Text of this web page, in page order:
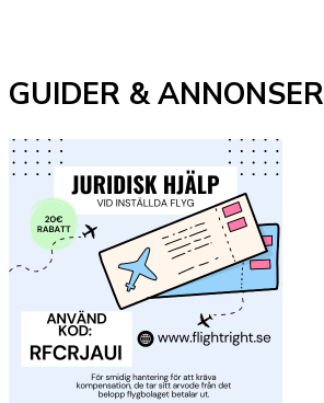
GUIDER & ANNONSER